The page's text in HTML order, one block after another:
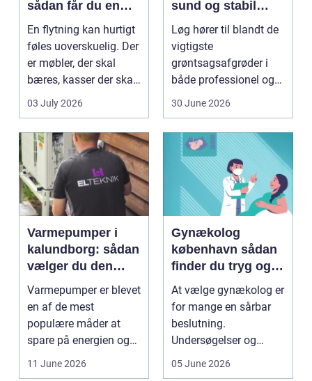
sådan får du en
tryg og effektiv
flytning
En flytning kan hurtigt
føles uoverskuelig. Der
er møbler, der skal
bæres, kasser der skal
pakkes, o...
03 July 2026
sund og stabil
løgavl
Løg hører til blandt de
vigtigste
grøntsagsafgrøder i
både professionel og
30 June 2026
Varmepumper i
kalundborg: sådan
vælger du den
rigtige løsning
Varmepumper er blevet
en af de mest
populære måder at
spare på energien og
11 June 2026
Gynækolog
københavn sådan
finder du tryg og
professionel hjælp
At vælge gynækolog er
for mange en sårbar
beslutning.
Undersøgelser og
05 June 2026